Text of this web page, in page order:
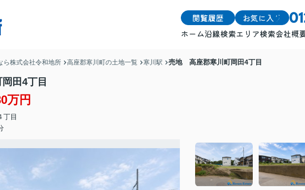
閲覧履歴 お気に入り
ホーム沿線検索エリア検索会社概
ら株式会社令和地所 高座郡寒川町の土地一覧 寒川駅 売地 高座郡寒川町岡田4丁目
田4丁目
万円
丁目